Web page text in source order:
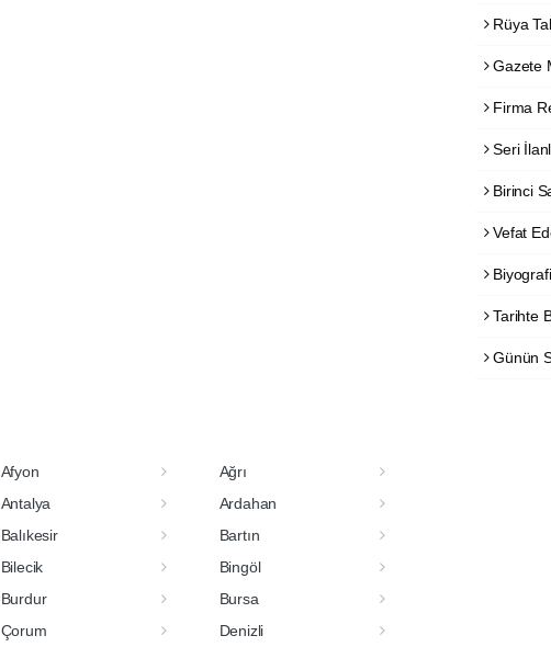
Afyon
Ağrı
Antalya
Ardahan
Balıkesir
Bartın
Bilecik
Bingöl
Burdur
Bursa
Çorum
Denizli
Rüya
Gazete
Firma
Seri
Birinci
Vefat
Tarihte
Günün